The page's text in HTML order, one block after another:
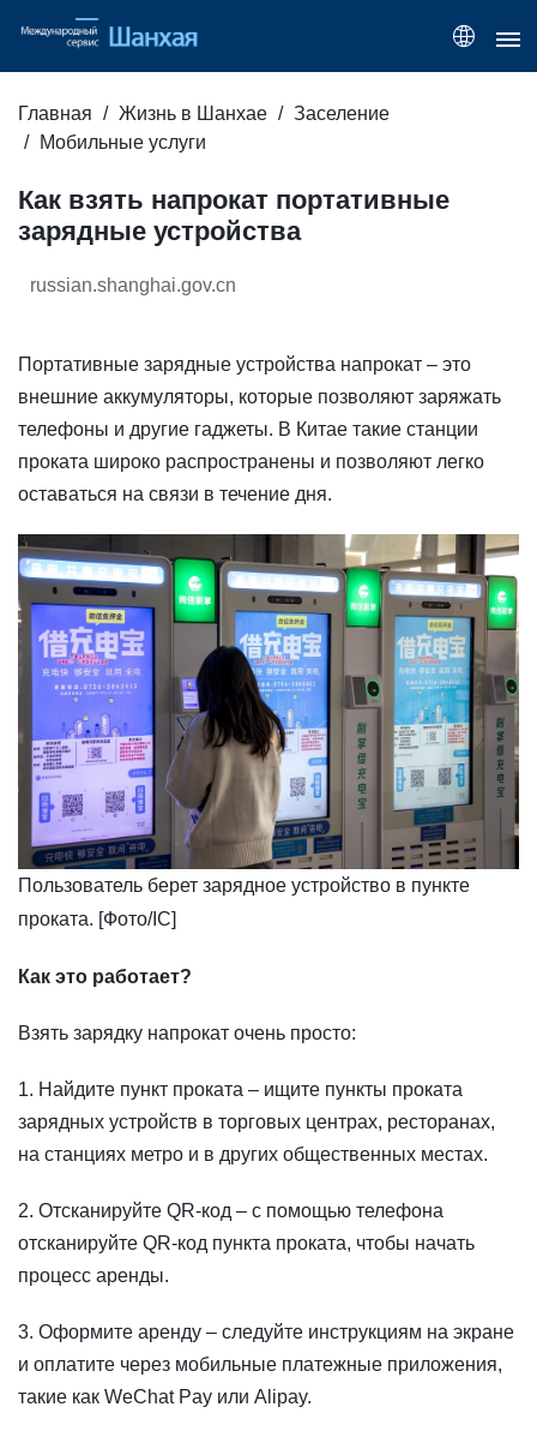
Главная Жизнь в Шанхае
Заселение
Мобильные услуги
Как взять напрокат портативные
зарядные устройства
russian.shanghai.gov.cn
Портативные зарядные устройства напрокат – это
внешние аккумуляторы, которые позволяют заряжать
телефоны и другие гаджеты. В Китае такие станции
проката широко распространены и позволяют легко
оставаться на связи в течение дня.
Пользователь берет зарядное устройство в пункте
проката. [Фото/IC]
Как это работает?
Взять зарядку напрокат очень просто:
1. Найдите пункт проката – ищите пункты проката
зарядных устройств в торговых центрах, ресторанах,
на станциях метро и в других общественных местах.
2. Отсканируйте QR-код – с помощью телефона
отсканируйте QR-код пункта проката, чтобы начать
процесс аренды.
3. Оформите аренду – следуйте инструкциям на экране
и оплатите через мобильные платежные приложения,
такие как WeChat Pay или Alipay.